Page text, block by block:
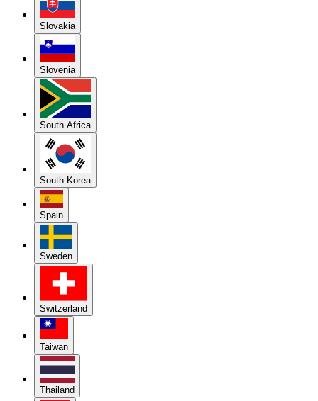
Slovakia
Slovenia
South Africa
South Korea
Spain
Sweden
Switzerland
Taiwan
Thailand